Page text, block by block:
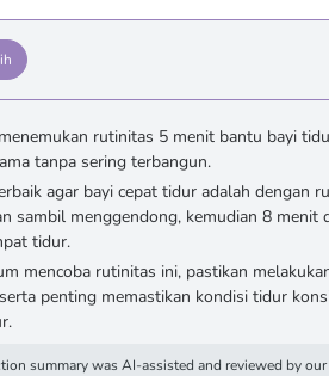
rutinitas 5 menit bantu bayi
tanpa sering terbangun.
agar bayi cepat tidur adalah dengan
sambil menggendong, kemudian 8 menit
tidur.
mencoba rutinitas ini, pastikan
penting memastikan kondisi tidur
summary was AI-assisted and reviewed by